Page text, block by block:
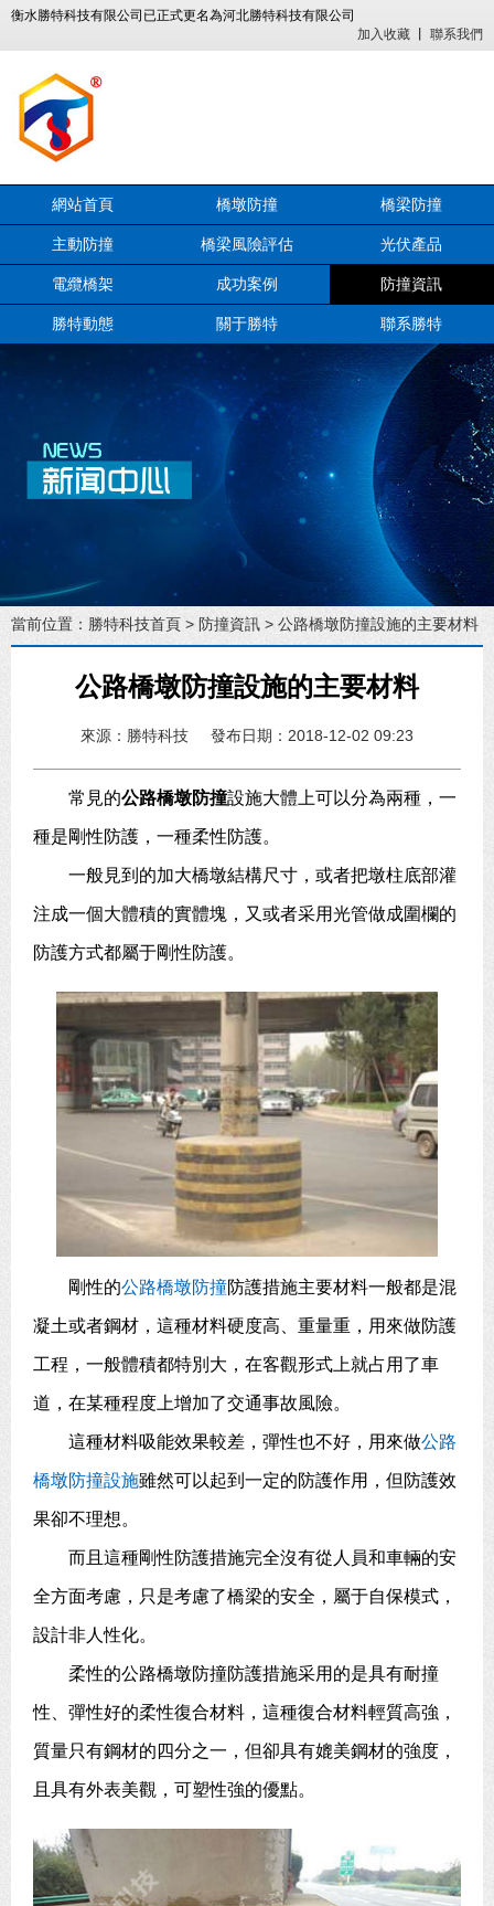
衡水勝特科技有限公司已正式更名為河北勝特科技有限公司
加入收藏
聯系我們
網站首頁 橋墩防撞 橋梁防撞
主動防撞 橋梁風險評估 光伏產品
電纜橋架 成功案例 防撞資訊
勝特動態 關于勝特 聯系勝特
當前位置： 勝特科技首頁 > 防撞資訊 > 公路橋墩防撞設施的主要材料
公路橋墩防撞設施的主要材料
來源：勝特科技 發布日期：2018-12-02 09:23
常見的公路橋墩防撞設施大體上可以分為兩種，一
種是剛性防護，一種柔性防護。
一般見到的加大橋墩結構尺寸，或者把墩柱底部灌
注成一個大體積的實體塊，又或者采用光管做成圍欄的
防護方式都屬于剛性防護。
剛性的公路橋墩防撞防護措施主要材料一般都是混
凝土或者鋼材，這種材料硬度高、重量重，用來做防護
工程，一般體積都特別大，在客觀形式上就占用了車
道，在某種程度上增加了交通事故風險。
這種材料吸能效果較差，彈性也不好，用來做公路
橋墩防撞設施雖然可以起到一定的防護作用，但防護效
果卻不理想。
而且這種剛性防護措施完全沒有從人員和車輛的安
全方面考慮，只是考慮了橋梁的安全，屬于自保模式，
設計非人性化。
柔性的公路橋墩防撞防護措施采用的是具有耐撞
性、彈性好的柔性復合材料，這種復合材料輕質高強，
質量只有鋼材的四分之一，但卻具有媲美鋼材的強度，
且具有外表美觀，可塑性強的優點。